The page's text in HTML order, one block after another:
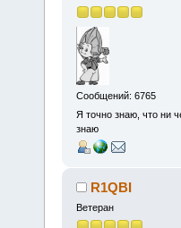
Сообщений: 6765
Я точно знаю, что ни
знаю
R1QBI
Ветеран